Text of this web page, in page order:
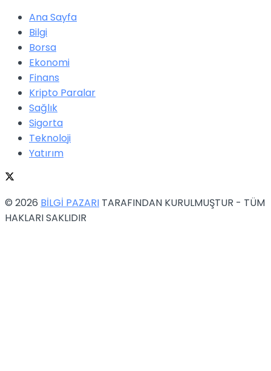
Ana Sayfa
Bilgi
Borsa
Ekonomi
Finans
Kripto Paralar
Sağlık
Sigorta
Teknoloji
Yatırım
© 2026 BİLGİ PAZARI TARAFINDAN KURULMUŞTUR - TÜM
HAKLARI SAKLIDIR